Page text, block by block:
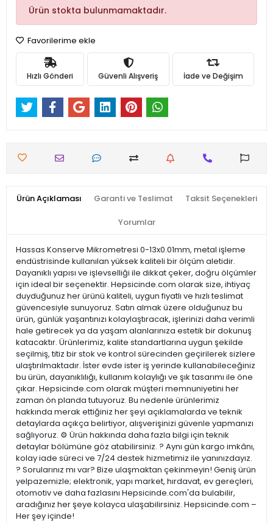
Ürün stokta bulunmamaktadır.
Favorilerime ekle
Hızlı Gönderi Güvenli Alışveriş İade ve Değişim
Ürün Açıklaması Garanti ve Teslimat Taksit Seçenekleri
Yorumlar
Hassas Konserve Mikrometresi 0-13x0.01mm, metal işleme
endüstrisinde kullanılan yüksek kaliteli bir ölçüm aletidir.
Dayanıklı yapısı ve işlevselliği ile dikkat çeker, doğru ölçümler
için ideal bir seçenektir. Hepsicinde.com olarak size, ihtiyaç
duyduğunuz her ürünü kaliteli, uygun fiyatlı ve hızlı teslimat
güvencesiyle sunuyoruz. Satın almak üzere olduğunuz bu
ürün, günlük yaşantınızı kolaylaştıracak, işlerinizi daha verimli
hale getirecek ya da yaşam alanlarınıza estetik bir dokunuş
katacaktır. Ürünlerimiz, kalite standartlarına uygun şekilde
seçilmiş, titiz bir stok ve kontrol sürecinden geçirilerek sizlere
ulaştırılmaktadır. İster evde ister iş yerinde kullanabileceğiniz
bu ürün, dayanıklılığı, kullanım kolaylığı ve şık tasarımı ile öne
çıkar. Hepsicinde.com olarak müşteri memnuniyetini her
zaman ön planda tutuyoruz. Bu nedenle ürünlerimiz
hakkında merak ettiğiniz her şeyi açıklamalarda ve teknik
detaylarda açıkça belirtiyor, alışverişinizi güvenle yapmanızı
sağlıyoruz. ⚙️ Ürün hakkında daha fazla bilgi için teknik
detaylar bölümüne göz atabilirsiniz. ? Aynı gün kargo imkânı,
kolay iade süreci ve 7/24 destek hizmetimiz ile yanınızdayız.
? Sorularınız mı var? Bize ulaşmaktan çekinmeyin! Geniş ürün
yelpazemizle; elektronik, yapı market, hırdavat, ev gereçleri,
otomotiv ve daha fazlasını Hepsicinde.com'da bulabilir,
aradığınız her şeye kolayca ulaşabilirsiniz. Hepsicinde.com –
Her şey içinde!